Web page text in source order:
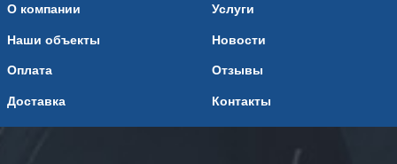
О компании
Наши объекты
Оплата
Доставка
Услуги
Новости
Отзывы
Контакты